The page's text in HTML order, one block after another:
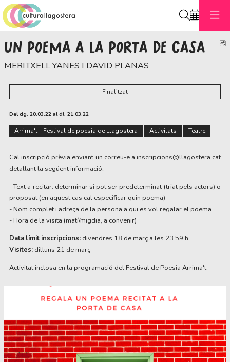
UN POEMA A LA PORTA DE CASA
MERITXELL YANES I DAVID PLANAS
Finalitzat
Del dg. 20.03.22 al dl. 21.03.22
Arrima't - Festival de poesia de Llagostera Activitats Teatre
Cal inscripció prèvia enviant un correu-e a inscripcions@llagostera.cat
detallant la següent informació:
- Text a recitar: determinar si pot ser predeterminat (triat pels actors) o
proposat (en aquest cas cal especificar quin poema)
- Nom complet i adreça de la persona a qui es vol regalar el poema
- Hora de la visita (matí/migdia, a convenir)
Data límit inscripcions: divendres 18 de març a les 23.59 h
Visites: dilluns 21 de març
Activitat inclosa en la programació del Festival de Poesia Arrima't